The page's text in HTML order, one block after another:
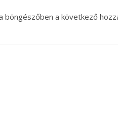
böngészőben a következő